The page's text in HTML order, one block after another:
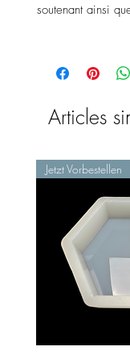
soutenant ainsi
Articles
Jetzt Vorbestellen